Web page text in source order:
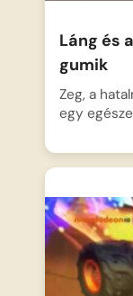
Láng és
gumik
Zeg, a
egy